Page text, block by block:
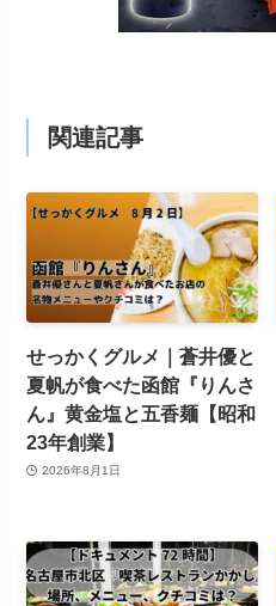
関連記事
せっかくグルメ｜蒼井優と
夏帆が食べた函館『りんさ
ん』黄金塩と五香麺【昭和
23年創業】
2026年8月1日